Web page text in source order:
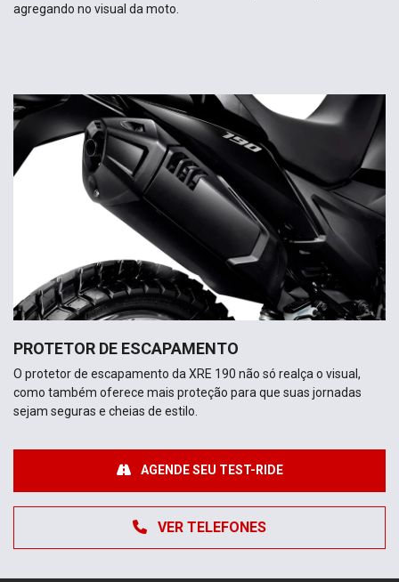
agregando no visual da moto.
PROTETOR DE ESCAPAMENTO
O protetor de escapamento da XRE 190 não só realça o visual,
como também oferece mais proteção para que suas jornadas
sejam seguras e cheias de estilo.
VER TELEFONES
AGENDE SEU TEST-RIDE